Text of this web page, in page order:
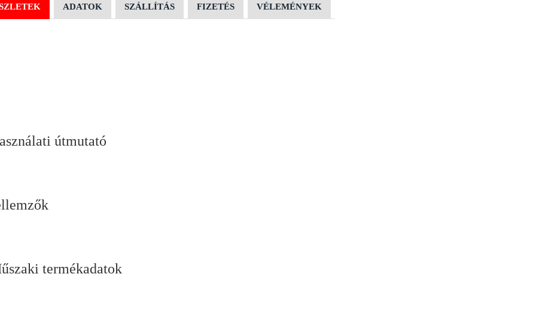
ADATOK SZÁLLÍTÁS FIZETÉS VÉLEMÉNYEK
útmutató
termékadatok